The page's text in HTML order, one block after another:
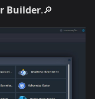
Builder.🔎